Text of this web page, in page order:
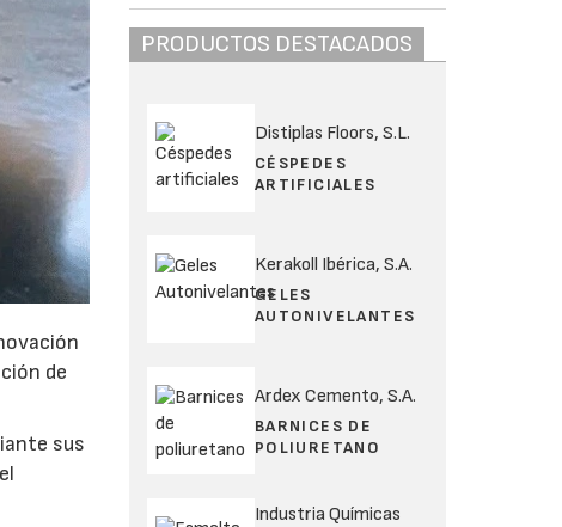
de
sus
PRODUCTOS DESTACADOS
Distiplas Floors, S.L.
CÉSPEDES
ARTIFICIALES
Kerakoll Ibérica, S.A.
GELES
AUTONIVELANTES
Ardex Cemento, S.A.
BARNICES DE
POLIURETANO
Industria Químicas